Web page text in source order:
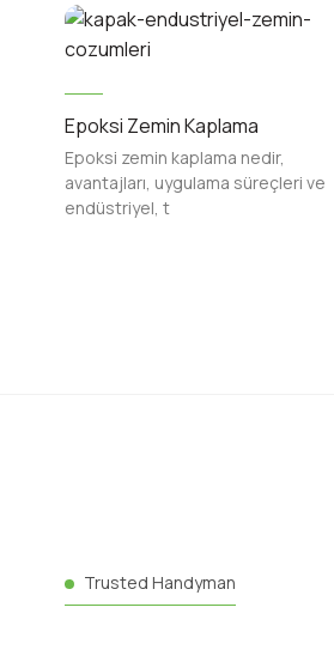
Epoksi Zemin Kaplama
Epoksi zemin kaplama nedir,
avantajları, uygulama süreçleri ve
endüstriyel, t
Trusted Handyman